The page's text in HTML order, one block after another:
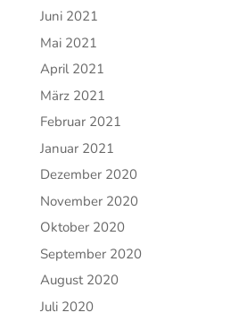
Juni 2021
Mai 2021
April 2021
März 2021
Februar 2021
Januar 2021
Dezember 2020
November 2020
Oktober 2020
September 2020
August 2020
Juli 2020